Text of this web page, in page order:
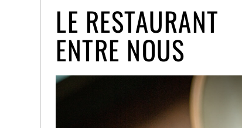
LE RESTAURANT
ENTRE NOUS